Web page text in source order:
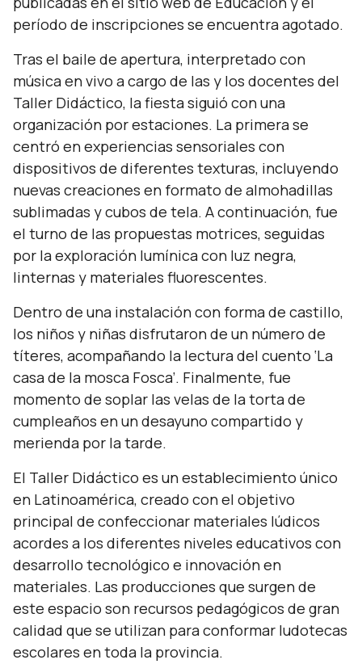
período de inscripciones se encuentra agotado.
Tras el baile de apertura, interpretado con
música en vivo a cargo de las y los docentes del
Taller Didáctico, la fiesta siguió con una
organización por estaciones. La primera se
centró en experiencias sensoriales con
dispositivos de diferentes texturas, incluyendo
nuevas creaciones en formato de almohadillas
sublimadas y cubos de tela. A continuación, fue
el turno de las propuestas motrices, seguidas
por la exploración lumínica con luz negra,
linternas y materiales fluorescentes.
Dentro de una instalación con forma de castillo,
los niños y niñas disfrutaron de un número de
títeres, acompañando la lectura del cuento ‘La
casa de la mosca Fosca’. Finalmente, fue
momento de soplar las velas de la torta de
cumpleaños en un desayuno compartido y
merienda por la tarde.
El Taller Didáctico es un establecimiento único
en Latinoamérica, creado con el objetivo
principal de confeccionar materiales lúdicos
acordes a los diferentes niveles educativos con
desarrollo tecnológico e innovación en
materiales. Las producciones que surgen de
este espacio son recursos pedagógicos de gran
calidad que se utilizan para conformar ludotecas
escolares en toda la provincia.